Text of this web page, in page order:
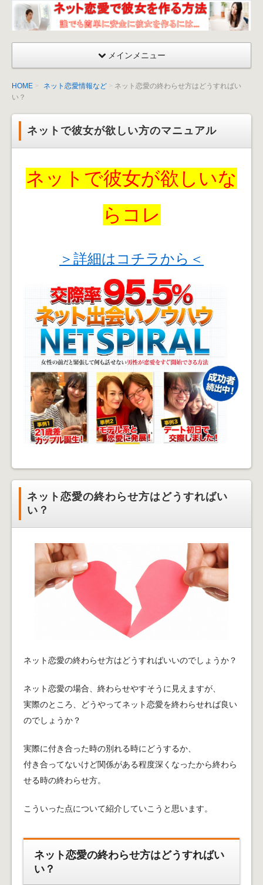
ネッ
ト恋
彼女
法〜
出会
い
方・
メインメニュー
HOME ネット恋愛情報など
ネット恋愛の終わらせ方はどうすればい
い？
ネットで彼女が欲しい方のマニュアル
ネットで彼女が欲しいな
らコレ
＞詳細はコチラから＜
ネット恋愛の終わらせ方はどうすればい
い？
ネット恋愛の終わらせ方はどうすればいいのでしょうか？
ネット恋愛の場合、終わらせやすそうに見えますが、
実際のところ、どうやってネット恋愛を終わらせれば良い
のでしょうか？
実際に付き合った時の別れる時にどうするか、
付き合ってないけど関係がある程度深くなったから終わら
せる時の終わらせ方。
こういった点について紹介していこうと思います。
ネット恋愛の終わらせ方はどうすればい
い？